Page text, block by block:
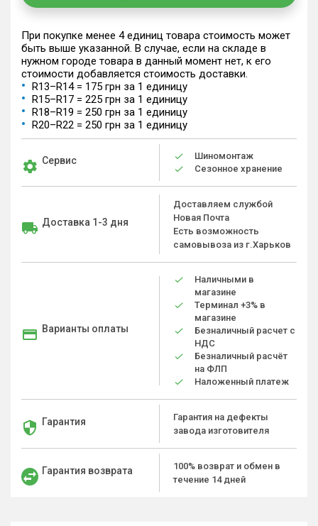
При покупке менее 4 единиц товара стоимость может
быть выше указанной. В случае, если на складе в
нужном городе товара в данный момент нет, к его
стоимости добавляется стоимость доставки.
R13–R14 = 175 грн за 1 единицу
R15–R17 = 225 грн за 1 единицу
R18–R19 = 250 грн за 1 единицу
R20–R22 = 250 грн за 1 единицу
Сервис
Шиномонтаж
Сезонное хранение
Доставка 1-3 дня
Доставляем службой
Новая Почта
Есть возможность
самовывоза из г.Харьков
Варианты оплаты
Наличными в
магазине
Терминал +3% в
магазине
Безналичный расчет с
НДС
Безналичный расчёт
на ФЛП
Наложенный платеж
Гарантия
Гарантия на дефекты
завода изготовителя
Гарантия возврата
100% возврат и обмен в
течение 14 дней